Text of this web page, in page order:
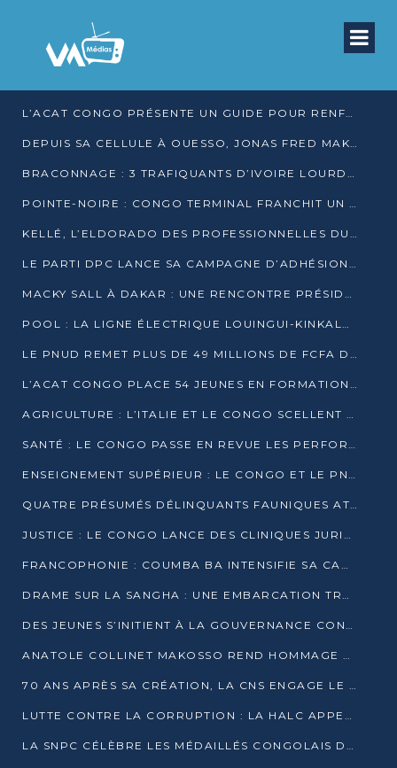
L’ACAT CONGO PRÉSENTE UN GUIDE POUR RENFORCER LES GARANTIES JUDICIAIRES EN GARDE À VUE
DEPUIS SA CELLULE À OUESSO, JONAS FRED MAKITA DÉNONCE CE QU’IL QUALIFIE DE DÉNI DE JUSTICE
BRACONNAGE : 3 TRAFIQUANTS D’IVOIRE LOURDEMENT CONDAMNÉS À DJAMBALA
POINTE-NOIRE : CONGO TERMINAL FRANCHIT UN CAP HISTORIQUE AVEC 99 MOUVEMENTS/HEURE
KELLÉ, L’ELDORADO DES PROFESSIONNELLES DU SEXE
LE PARTI DPC LANCE SA CAMPAGNE D’ADHÉSIONS ET VEUT STRUCTURER SA PRÉSENCE DANS LES 15 DÉPARTEMENTS
MACKY SALL À DAKAR : UNE RENCONTRE PRÉSIDENTIELLE QUI DIVISE L’OPINION SÉNÉGALAISE
POOL : LA LIGNE ÉLECTRIQUE LOUINGUI-KINKALA-BOKO MISE EN SERVICE
LE PNUD REMET PLUS DE 49 MILLIONS DE FCFA D’ÉQUIPEMENTS POUR ACCÉLÉRER LA NUMÉRISATION DU SYSTÈME DE SANTÉ
L’ACAT CONGO PLACE 54 JEUNES EN FORMATION PROFESSIONNELLE
AGRICULTURE : L’ITALIE ET LE CONGO SCELLENT UN PARTENARIAT POUR UNE PRODUCTION LOCALE DURABLE
SANTÉ : LE CONGO PASSE EN REVUE LES PERFORMANCES DE SES HÔPITAUX À MI-PARCOURS
ENSEIGNEMENT SUPÉRIEUR : LE CONGO ET LE PNUD VEULENT RAPPROCHER LA FORMATION UNIVERSITAIRE DES BESOINS DU MARCHÉ DE L’EMPLOI
QUATRE PRÉSUMÉS DÉLINQUANTS FAUNIQUES ATTENDUS DEVANT LA JUSTICE POUR TRAFIC D’IVOIRE
JUSTICE : LE CONGO LANCE DES CLINIQUES JURIDIQUES POUR RAPPROCHER LE DROIT DES CITOYENS
FRANCOPHONIE : COUMBA BA INTENSIFIE SA CAMPAGNE POUR LA SUCCESSION À LA TÊTE DE L’OIF
DRAME SUR LA SANGHA : UNE EMBARCATION TRANSPORTANT DES FIDÈLES DE « NZAMBÉ YA L’HUILE » FAIT NAUFRAGE À OUESSO
DES JEUNES S’INITIENT À LA GOUVERNANCE CONTINENTALE À BRAZZAVILLE
ANATOLE COLLINET MAKOSSO REND HOMMAGE À JEAN-PAUL PIGASSE
70 ANS APRÈS SA CRÉATION, LA CNS ENGAGE LE VIRAGE DE LA DIGITALISATION
LUTTE CONTRE LA CORRUPTION : LA HALC APPELLE À PASSER DES DISCOURS AUX ACTES
LA SNPC CÉLÈBRE LES MÉDAILLÉS CONGOLAIS DES OLYMPIADES PANAFRICAINES DE MATHÉMATIQUES 2026